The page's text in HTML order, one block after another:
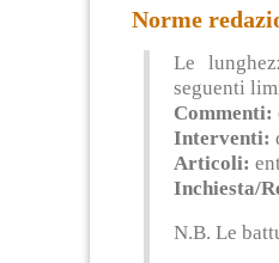
Norme
Le
seguenti
Commenti:
Interventi:
Articoli:
Inchiesta/
N.B. Le